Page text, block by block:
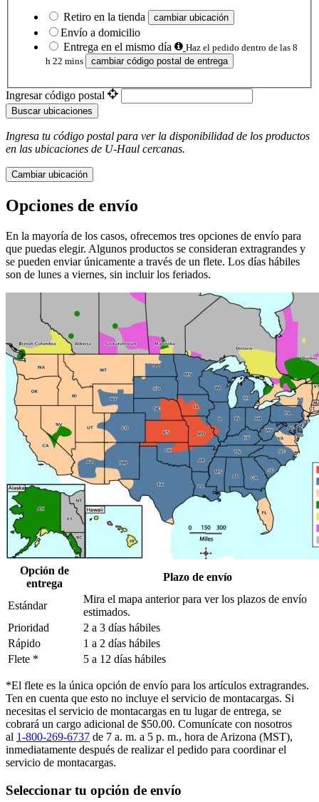
Retiro en la tienda cambiar ubicación
Envío a domicilio
Entrega en el mismo día
Haz el pedido dentro de las 8
h 22 mins
cambiar código postal de entrega
Ingresar código postal
Buscar ubicaciones
Ingresa tu código postal para ver la disponibilidad de los productos
en las ubicaciones de U-Haul ​​​​​​​ cercanas.
Cambiar ubicación
Opciones de envío
En la mayoría de los casos, ofrecemos tres opciones de envío para
que puedas elegir. Algunos productos se consideran extragrandes y
se pueden enviar únicamente a través de un flete. Los días hábiles
son de lunes a viernes, sin incluir los feriados.
Opción de
entrega
Plazo de envío
Estándar
Mira el mapa anterior para ver los plazos de envío
estimados.
Prioridad
2 a 3 días hábiles
Rápido
1 a 2 días hábiles
Flete *
5 a 12 días hábiles
*El flete es la única opción de envío para los artículos extragrandes.
Ten en cuenta que esto no incluye el servicio de montacargas. Si
necesitas el servicio de montacargas en tu lugar de entrega, se
cobrará un cargo adicional de $50.00. Comunícate con nosotros
al 1-800-269-6737 de 7 a. m. a 5 p. m., hora de Arizona (MST),
inmediatamente después de realizar el pedido para coordinar el
servicio de montacargas.
Seleccionar tu opción de envío